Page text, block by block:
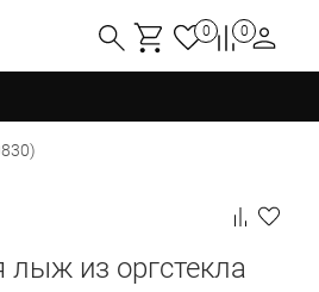
0 0
лыж из оргстекла